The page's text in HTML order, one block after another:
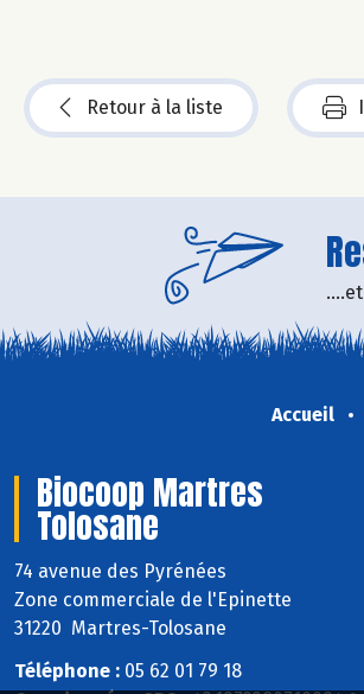
Retour à la liste
Accueil
Biocoop Martres
Tolosane
74 avenue des Pyrénées
Zone commerciale de l'Epinette
31220 Martres-Tolosane
Téléphone : 05 62 01 79 18